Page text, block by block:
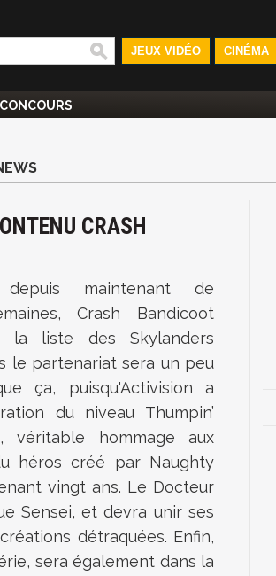
JEUX VIDÉO CINÉMA
CONCOURS
CRASH
maintenant de
Crash Bandicoot
la liste des Skylanders
le partenariat sera un peu
ça, puisqu'Activision a
du niveau Thumpin’
véritable hommage aux
héros créé par Naughty
vingt ans. Le Docteur
Sensei, et devra unir ses
détraquées. Enfin,
sera également dans la